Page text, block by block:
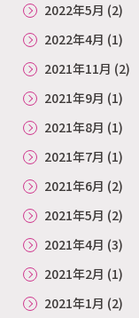
2022年5月 (2)
2022年4月 (1)
2021年11月 (2)
2021年9月 (1)
2021年8月 (1)
2021年7月 (1)
2021年6月 (2)
2021年5月 (2)
2021年4月 (3)
2021年2月 (1)
2021年1月 (2)